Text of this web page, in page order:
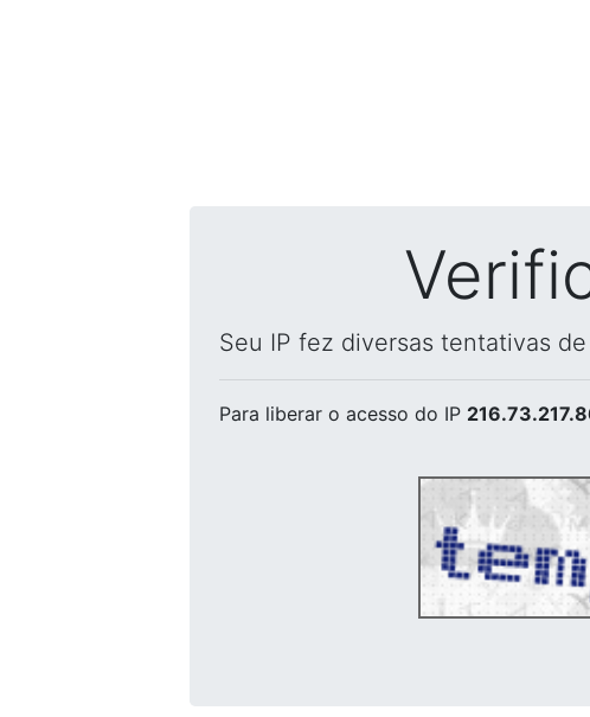
Seu IP fez diversas tentativas
Para liberar o acesso do IP